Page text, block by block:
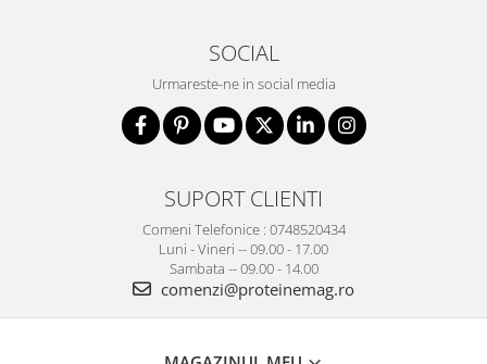
SOCIAL
Urmareste-ne in social media
SUPORT CLIENTI
Comeni Telefonice : 0748520434
Luni - Vineri -- 09.00 - 17.00
Sambata -- 09.00 - 14.00
comenzi@proteinemag.ro